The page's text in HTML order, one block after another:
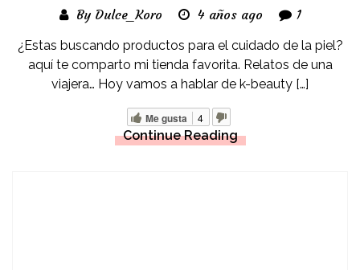
By Dulce_Koro 4 años ago 1
¿Estas buscando productos para el cuidado de la piel?
aquí te comparto mi tienda favorita. Relatos de una
viajera… Hoy vamos a hablar de k-beauty […]
Me gusta 4
Continue Reading